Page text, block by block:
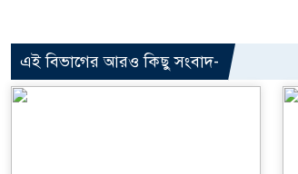
এই বিভাগের আরও কিছু সংবাদ-